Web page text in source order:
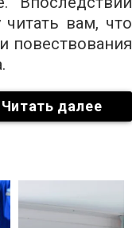
вам, что
повествования
Читать далее